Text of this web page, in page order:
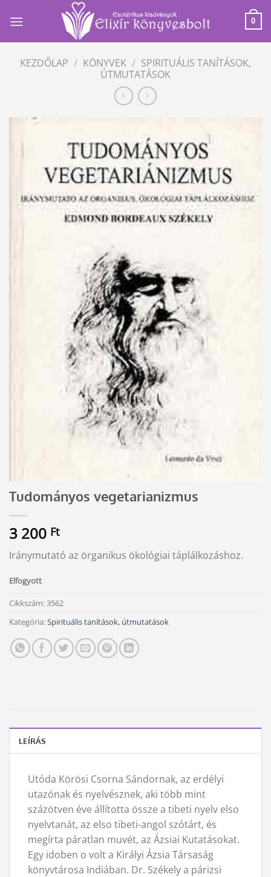
0
KEZDŐLAP / KÖNYVEK / SPIRITUÁLIS TANÍTÁSOK,
ÚTMUTATÁSOK
Tudományos vegetarianizmus
3 200 Ft
Iránymutató az örganikus ökológiai táplálkozáshoz.
Elfogyott
Cikkszám:3562
Kategória:Spirituális tanítások, útmutatások
LEÍRÁS
Utóda Körösi Csorna Sándornak, az erdélyi
utazónak és nyelvésznek, aki több mint
százötven éve állította össze a tibeti nyelv elso
nyelvtanát, az elso tibeti-angol szótárt, és
megírta páratlan muvét, az Ázsiai Kutatásokat.
Egy idoben o volt a Királyi Ázsia Társaság
könyvtárosa Indiában. Dr. Székely a párizsi